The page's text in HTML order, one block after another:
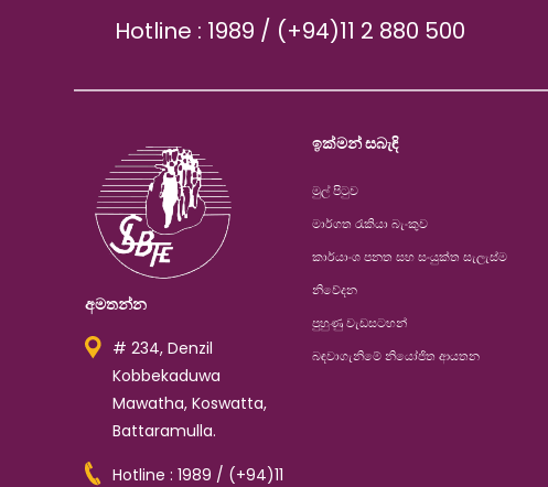
Hotline : 1989 / (+94)11 2 880 500
අමතන්න
# 234, Denzil
Kobbekaduwa
Mawatha, Koswatta,
Battaramulla.
Hotline : 1989 / (+94)11
ඉක්මන් සබැඳි
මුල් පිටුව
මාර්ගත රැකියා බැංකුව
කාර්යාංශ පනත සහ සංයුක්ත සැලැස්ම
නිවේදන
පුහුණු වැඩසටහන්
බඳවාගැනිමේ නියෝජිත ආයතන